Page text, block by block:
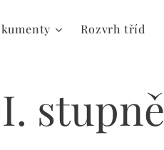
Rozvrh tříd
stupně